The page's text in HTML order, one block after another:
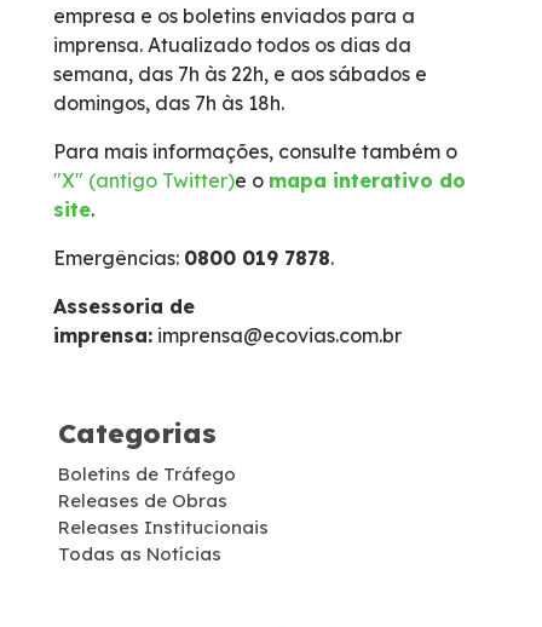
Telefones de Emergência
Cargas Especiais
Faixa de Domínio
Carta ao Usuário
Sustentabilidade
Projetos Socioambientais
empresa e os boletins enviados para a
imprensa. Atualizado todos os dias da
semana, das 7h às 22h, e aos sábados e
domingos, das 7h às 18h.
Para mais informações, consulte também o
"X" (antigo Twitter)e o mapa interativo do
site.
Emergências: 0800 019 7878.
Assessoria de
imprensa: imprensa@ecovias.com.br
Categorias
Boletins de Tráfego
Releases de Obras
Releases Institucionais
Todas as Notícias